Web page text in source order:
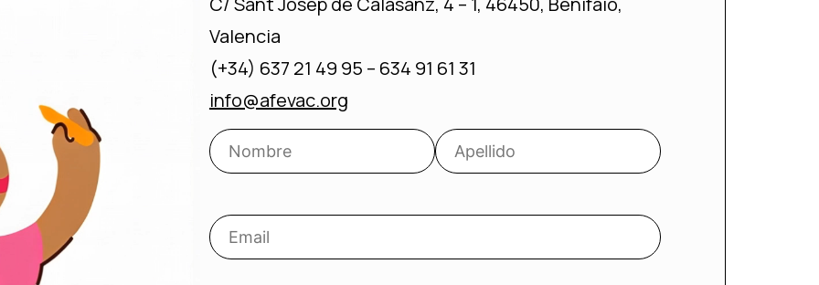
Valencia
(+34) 637 21 49 95 – 634 91 61 31
info@afevac.org